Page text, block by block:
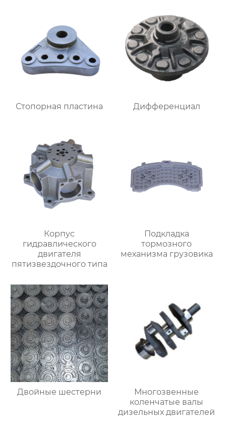
Стопорная пластина Дифференциал
Корпус
гидравлического
двигателя
пятизвездочного типа
Подкладка
тормозного
механизма грузовика
Двойные шестерни
Многозвенные
коленчатые валы
дизельных двигателей